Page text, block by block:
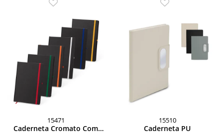
15471
Caderneta Cromato Com
15510
Caderneta PU